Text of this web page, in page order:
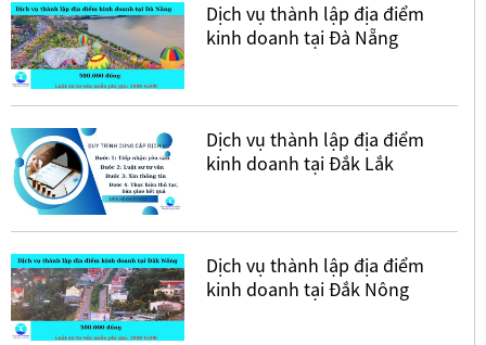
Dịch vụ thành lập địa điểm
kinh doanh tại Đà Nẵng
Dịch vụ thành lập địa điểm
kinh doanh tại Đắk Lắk
Dịch vụ thành lập địa điểm
kinh doanh tại Đắk Nông